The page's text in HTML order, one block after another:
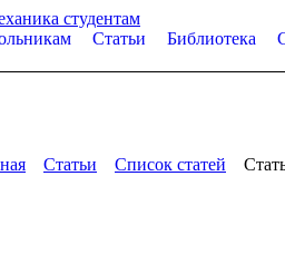
Статьи Библиотека
Статьи Список статей